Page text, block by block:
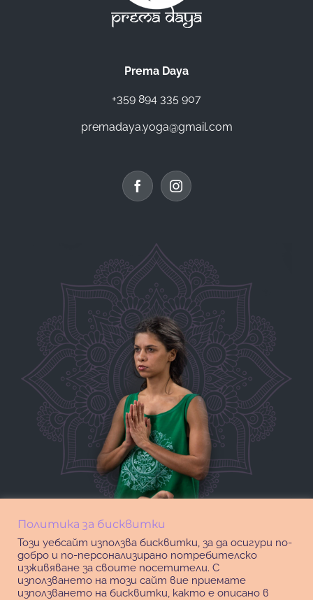
Prema Daya
+359 894 335 907
premadaya.yoga@gmail.com
Политика за бисквитки
Този уебсайт използва бисквитки, за да осигури по-
добро и по-персонализирано потребителско
изживяване за своите посетители. С
използването на този сайт вие приемате
използването на бисквитки, както е описано в